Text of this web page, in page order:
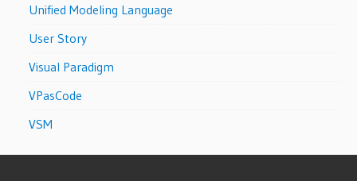
Unified Modeling Language
User Story
Visual Paradigm
VPasCode
VSM